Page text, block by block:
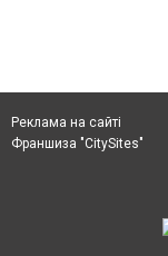
Реклама на сайті
Франшиза "CitySites"